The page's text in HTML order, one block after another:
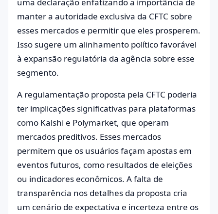
manter a autoridade exclusiva da CFTC sobre
esses mercados e permitir que eles prosperem.
Isso sugere um alinhamento político favorável
à expansão regulatória da agência sobre esse
segmento.
A regulamentação proposta pela CFTC poderia
ter implicações significativas para plataformas
como Kalshi e Polymarket, que operam
mercados preditivos. Esses mercados
permitem que os usuários façam apostas em
eventos futuros, como resultados de eleições
ou indicadores econômicos. A falta de
transparência nos detalhes da proposta cria
um cenário de expectativa e incerteza entre os